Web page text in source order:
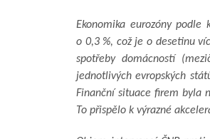
Ekonomika eurozóny
o 0,3 %, což je o desetinu
spotřeby domácností
jednotlivých evropských
Finanční situace firem byla
To přispělo k výrazné